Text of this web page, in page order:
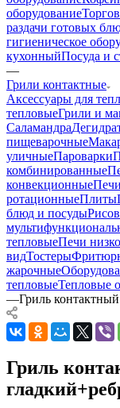
оборудование
раздачи готовых
гигиеническое
кухонныйПосуда и
—
Грили контактные
Аксессуары для
тепловыеГрили и
Саламандра
пищеварочные
уличныеПароварки
комбинированные
конвекционные
ротационныеПлиты
блюд и посуды
тепловыеПечи
видТостеры
жарочные
тепловыеТепловые
—Гриль
Гриль